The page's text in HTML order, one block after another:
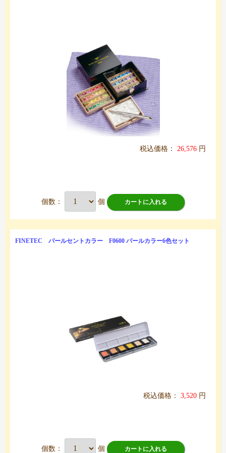
税込価格： 26,576 円
個数： 個 カートに入れる
FINETEC パールセントカラー F0600 パールカラー6色セット
税込価格： 3,520 円
個数： 個 カートに入れる